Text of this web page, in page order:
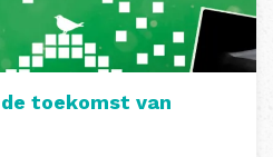
toekomst van